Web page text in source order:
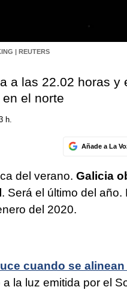
| REUTERS
a las 22.02 horas y
el norte
h.
Añade a La
del verano. Galicia
. Será el último del
del 2020.
cuando se
la luz emitida por el